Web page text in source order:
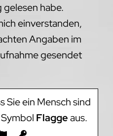
habe.
einverstanden,
Angaben im
gesendet
Sie ein Mensch sind
Flaggeaus.